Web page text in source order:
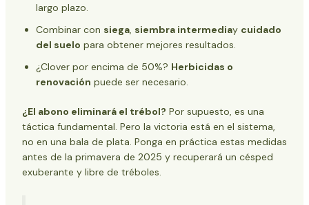
largo plazo.
Combinar con siega, siembra intermediay cuidado
del suelo para obtener mejores resultados.
¿Clover por encima de 50%? Herbicidas o
renovación puede ser necesario.
¿El abono eliminará el trébol? Por supuesto, es una
táctica fundamental. Pero la victoria está en el sistema,
no en una bala de plata. Ponga en práctica estas medidas
antes de la primavera de 2025 y recuperará un césped
exuberante y libre de tréboles.